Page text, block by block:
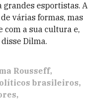
grandes esportistas. A
várias formas, mas
com a sua cultura e,
Dilma.
Rousseff
brasileiros